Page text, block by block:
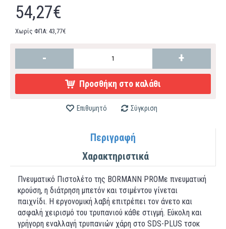
54,27€
Χωρίς ΦΠΑ: 43,77€
- +
Προσθήκη στο καλάθι
Επιθυμητό Σύγκριση
Περιγραφή
Χαρακτηριστικά
Πνευματικό Πιστολέτο της BORMANN PROΜε πνευματική
κρούση, η διάτρηση μπετόν και τσιμέντου γίνεται
παιχνίδι. Η εργονομική λαβή επιτρέπει τον άνετο και
ασφαλή χειρισμό του τρυπανιού κάθε στιγμή. Εύκολη και
γρήγορη εναλλαγή τρυπανιών χάρη στο SDS-PLUS τσοκ